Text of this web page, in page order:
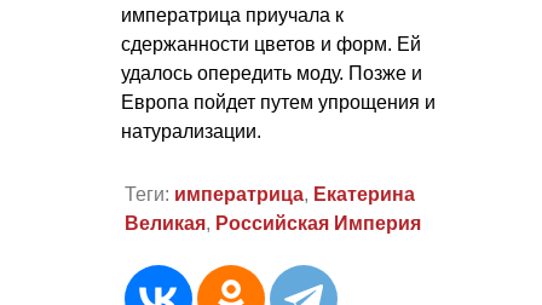
императрица приучала к
сдержанности цветов и форм. Ей
удалось опередить моду. Позже и
Европа пойдет путем упрощения и
натурализации.
Теги: императрица, Екатерина
Великая, Российская Империя